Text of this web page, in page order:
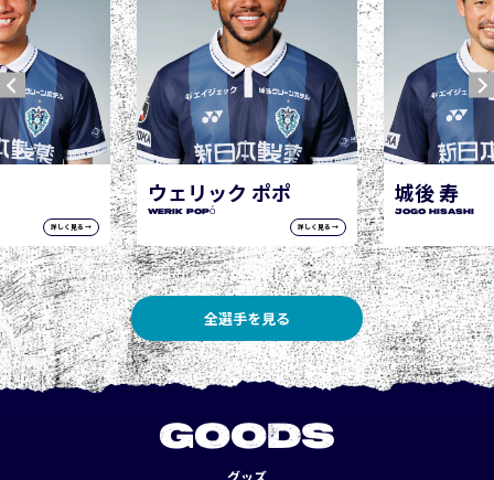
詳しく見る →
ウェリック ポポ
WERIK POPÓ
詳しく見る →
城後 寿
JOGO Hisashi
全選手を見る
GOODS
グッズ